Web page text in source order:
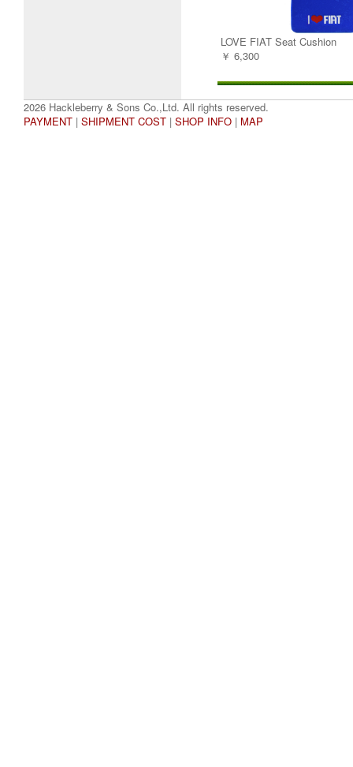
LOVE FIAT Seat Cushion
￥ 6,300
2026 Hackleberry & Sons Co.,Ltd. All rights reserved.
PAYMENT | SHIPMENT COST | SHOP INFO | MAP